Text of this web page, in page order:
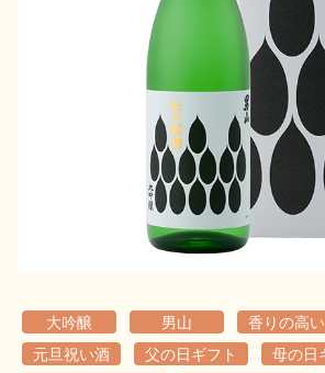
地酒解体
大吟醸 男山 香りの高い
元旦祝い酒
父の日ギフト
母の日